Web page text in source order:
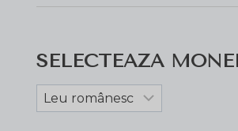
SELECTEAZA